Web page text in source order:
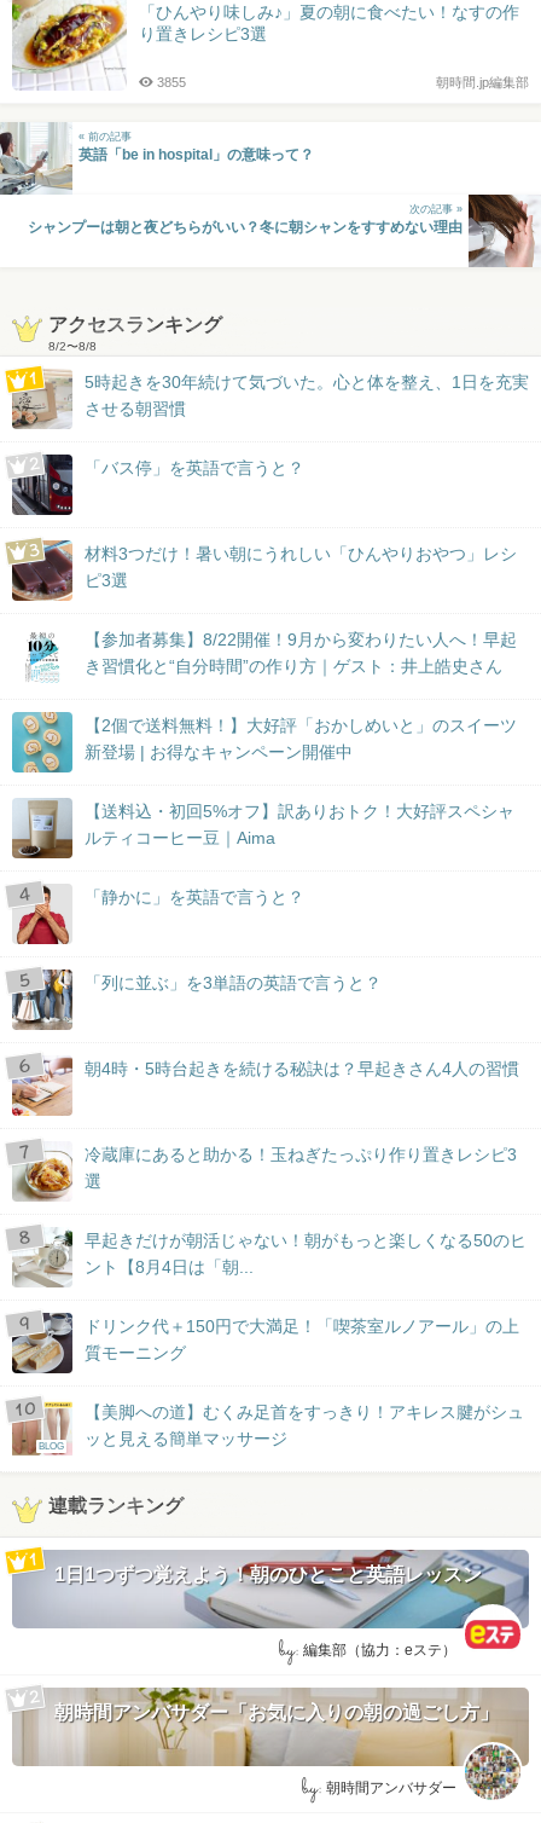
「ひんやり味しみ♪」夏の朝に食べたい！なすの作
り置きレシピ3選
朝時間.jp編集部
3855
« 前の記事
英語「be in hospital」の意味って？
次の記事 »
シャンプーは朝と夜どちらがいい？冬に朝シャンをすすめない理由
アクセスランキング
8/2〜8/8
5時起きを30年続けて気づいた。心と体を整え、1日を充実
させる朝習慣
「バス停」を英語で言うと？
材料3つだけ！暑い朝にうれしい「ひんやりおやつ」レシ
ピ3選
【参加者募集】8/22開催！9月から変わりたい人へ！早起
き習慣化と“自分時間”の作り方｜ゲスト：井上皓史さん
【2個で送料無料！】大好評「おかしめいと」のスイーツ
新登場 | お得なキャンペーン開催中
【送料込・初回5%オフ】訳ありおトク！大好評スペシャ
ルティコーヒー豆｜Aima
「静かに」を英語で言うと？
「列に並ぶ」を3単語の英語で言うと？
朝4時・5時台起きを続ける秘訣は？早起きさん4人の習慣
冷蔵庫にあると助かる！玉ねぎたっぷり作り置きレシピ3
選
早起きだけが朝活じゃない！朝がもっと楽しくなる50のヒ
ント【8月4日は「朝...
ドリンク代＋150円で大満足！「喫茶室ルノアール」の上
質モーニング
BLOG
【美脚への道】むくみ足首をすっきり！アキレス腱がシュ
ッと見える簡単マッサージ
連載ランキング
1日1つずつ覚えよう！朝のひとこと英語レッスン
by: 編集部（協力：eステ）
朝時間アンバサダー「お気に入りの朝の過ごし方」
by: 朝時間アンバサダー